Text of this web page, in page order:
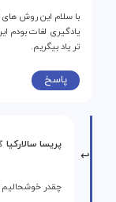
با سلام این روش های
یادگیری لغات بودم
تر یاد بیگریم.
پاسخ
پریسا سالارکیا
چقدر خوشحالیم